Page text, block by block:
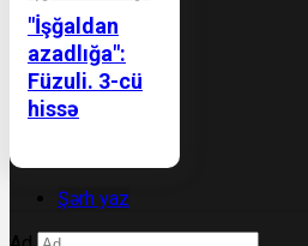
"İşğaldan
azadlığa":
Füzuli. 3-cü
hissə
Şərh yaz